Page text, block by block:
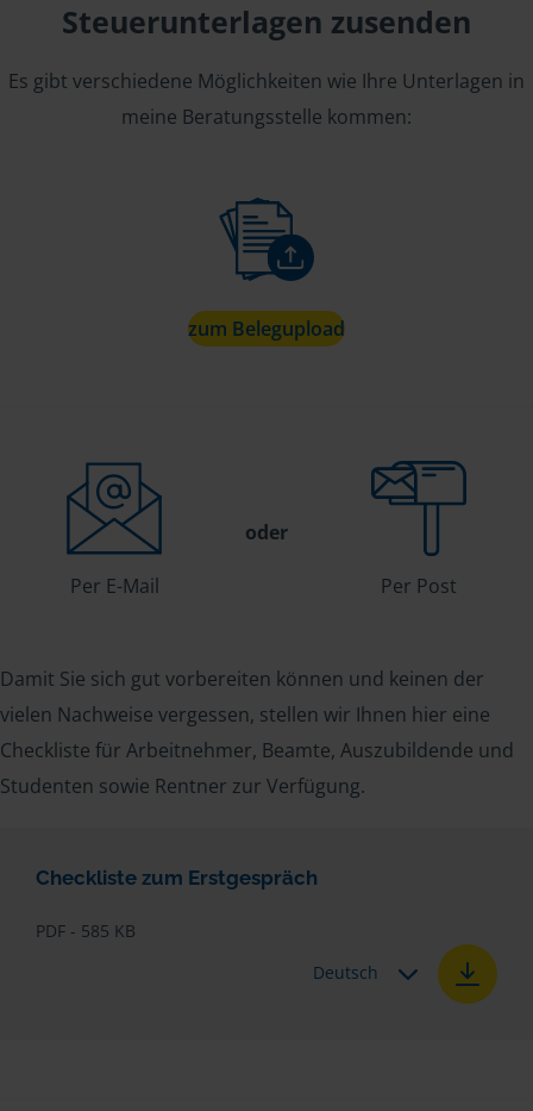
Steuerunterlagen zusenden
Es gibt verschiedene Möglichkeiten wie Ihre Unterlagen in
meine Beratungsstelle kommen:
zum Belegupload
Per E-Mail
oder
Per Post
Damit Sie sich gut vorbereiten können und keinen der
vielen Nachweise vergessen, stellen wir Ihnen hier eine
Checkliste für Arbeitnehmer, Beamte, Auszubildende und
Studenten sowie Rentner zur Verfügung.
Checkliste zum Erstgespräch
PDF - 585 KB
Deutsch